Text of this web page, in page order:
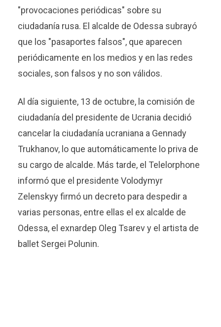
"provocaciones periódicas" sobre su
ciudadanía rusa. El alcalde de Odessa subrayó
que los "pasaportes falsos", que aparecen
periódicamente en los medios y en las redes
sociales, son falsos y no son válidos.
Al día siguiente, 13 de octubre, la comisión de
ciudadanía del presidente de Ucrania decidió
cancelar la ciudadanía ucraniana a Gennady
Trukhanov, lo que automáticamente lo priva de
su cargo de alcalde. Más tarde, el Telelorphone
informó que el presidente Volodymyr
Zelenskyy firmó un decreto para despedir a
varias personas, entre ellas el ex alcalde de
Odessa, el exnardep Oleg Tsarev y el artista de
ballet Sergei Polunin.